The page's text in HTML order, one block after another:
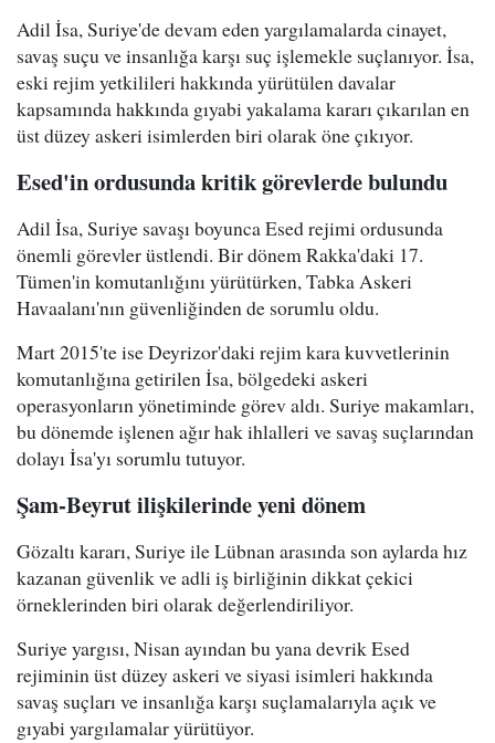
Adil İsa, Suriye'de devam eden yargılamalarda cinayet,
savaş suçu ve insanlığa karşı suç işlemekle suçlanıyor. İsa,
eski rejim yetkilileri hakkında yürütülen davalar
kapsamında hakkında gıyabi yakalama kararı çıkarılan en
üst düzey askeri isimlerden biri olarak öne çıkıyor.
Esed'in ordusunda kritik görevlerde bulundu
Adil İsa, Suriye savaşı boyunca Esed rejimi ordusunda
önemli görevler üstlendi. Bir dönem Rakka'daki 17.
Tümen'in komutanlığını yürütürken, Tabka Askeri
Havaalanı'nın güvenliğinden de sorumlu oldu.
Mart 2015'te ise Deyrizor'daki rejim kara kuvvetlerinin
komutanlığına getirilen İsa, bölgedeki askeri
operasyonların yönetiminde görev aldı. Suriye makamları,
bu dönemde işlenen ağır hak ihlalleri ve savaş suçlarından
dolayı İsa'yı sorumlu tutuyor.
Şam-Beyrut ilişkilerinde yeni dönem
Gözaltı kararı, Suriye ile Lübnan arasında son aylarda hız
kazanan güvenlik ve adli iş birliğinin dikkat çekici
örneklerinden biri olarak değerlendiriliyor.
Suriye yargısı, Nisan ayından bu yana devrik Esed
rejiminin üst düzey askeri ve siyasi isimleri hakkında
savaş suçları ve insanlığa karşı suçlamalarıyla açık ve
gıyabi yargılamalar yürütüyor.